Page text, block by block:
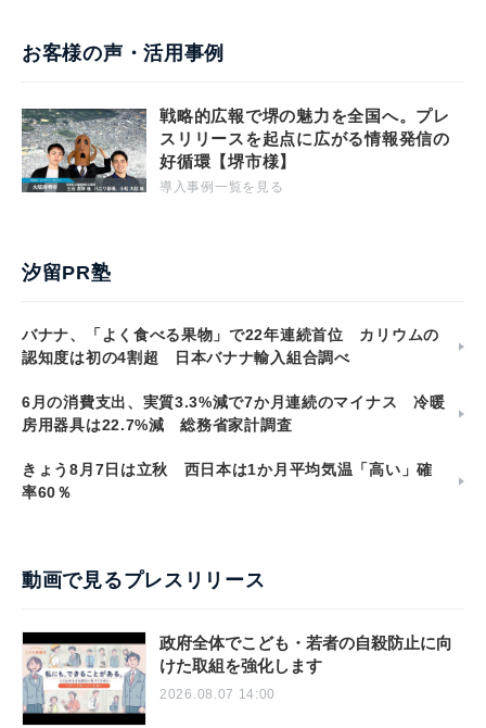
お客様の声・活用事例
戦略的広報で堺の魅力を全国へ。プレ
スリリースを起点に広がる情報発信の
好循環【堺市様】
導入事例一覧を見る
汐留PR塾
バナナ、「よく食べる果物」で22年連続首位 カリウムの
認知度は初の4割超 日本バナナ輸入組合調べ
6月の消費支出、実質3.3%減で7か月連続のマイナス 冷暖
房用器具は22.7%減 総務省家計調査
きょう8月7日は立秋 西日本は1か月平均気温「高い」確
率60％
動画で見るプレスリリース
政府全体でこども・若者の自殺防止に向
けた取組を強化します
2026.08.07 14:00